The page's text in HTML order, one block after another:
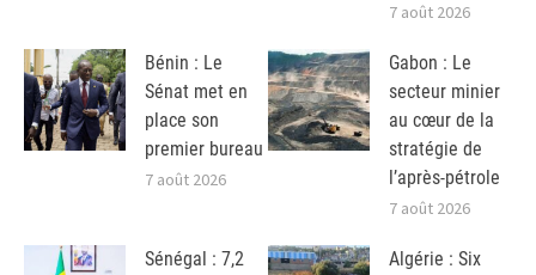
7 août 2026
Bénin : Le
Sénat met en
place son
premier bureau
7 août 2026
Gabon : Le
secteur minier
au cœur de la
stratégie de
l’après-pétrole
7 août 2026
Sénégal : 7,2
Algérie : Six